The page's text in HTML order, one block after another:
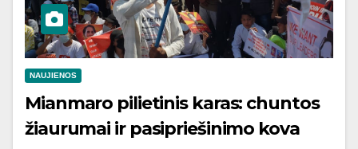
NAUJIENOS
Mianmaro pilietinis karas: chuntos
žiaurumai ir pasipriešinimo kova